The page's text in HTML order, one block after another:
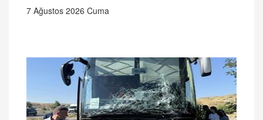
7 Ağustos 2026 Cuma